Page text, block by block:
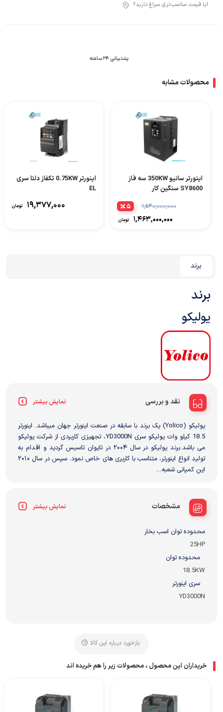
آیا قیمت مناسب‌تری سراغ دارید؟
پشتیبانی 24 ساعته
محصولات مشابه
اینورتر سانیو 350KW سه فاز
SY8600 سنگین کار
۱,۵۴۰,۰۰۰,۰۰۰
۱,۴۶۳,۰۰۰,۰۰۰ تومان
۵
اینورتر 0.75KW تکفاز دلتا سری
EL
۱۹,۳۷۷,۰۰۰ تومان
برند
برند
یولیکو
نقد و بررسی نمایش بیشتر
یولیکو (Yolico) یک برند با سابقه در صنعت اینورتر جهان میباشد. اینورتر
18.5 کیلو وات یولیکو سری YD3000N، تجهیزی کاربردی از شرکت یولیکو
می باشد.برند یولیکو در سال ۲۰۰۴ در تایوان تاسیس گردید و اقدام به
تولید انواع اینورتر، متناسب با کاربری های خاص نمود. سپس در سال ۲۰۱۰
این کمپانی شعبه...
مشخصات نمایش بیشتر
محدوده توان اسب بخار
25HP
محدوده توان
18.5KW
سری اینورتر
YD3000N
بازخورد درباره این کالا
خریداران این محصول ، محصولات زیر را هم خریده اند